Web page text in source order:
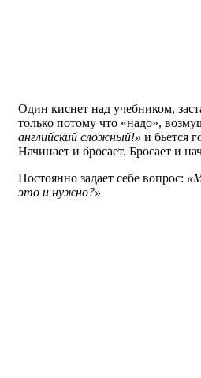
Один киснет над учебником,
только потому что «надо»,
английский сложный!» и бьется
Начинает и бросает. Бросает и
Постоянно задает себе вопрос:
это и нужно?»